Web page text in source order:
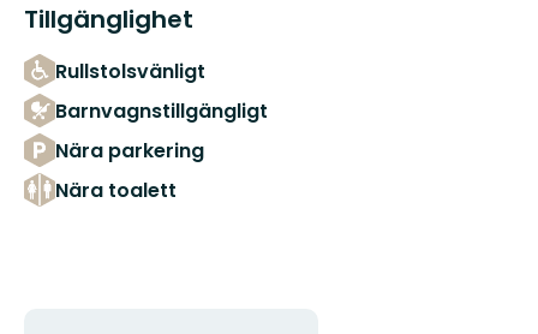
Tillgänglighet
Rullstolsvänligt
Barnvagnstillgängligt
Nära parkering
Nära toalett